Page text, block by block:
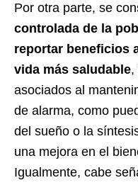
Por otra parte, se
controlada de la
reportar beneficios
vida más saludable,
asociados al
de alarma, como
del sueño o la
una mejora en el
Igualmente, cabe